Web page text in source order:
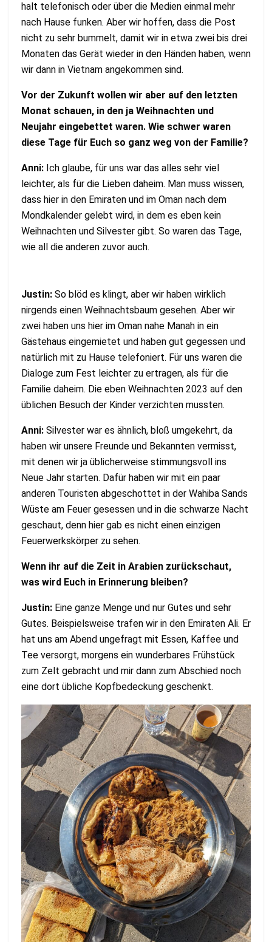
halt telefonisch oder über die Medien einmal mehr
nach Hause funken. Aber wir hoffen, dass die Post
nicht zu sehr bummelt, damit wir in etwa zwei bis drei
Monaten das Gerät wieder in den Händen haben, wenn
wir dann in Vietnam angekommen sind.
Vor der Zukunft wollen wir aber auf den letzten
Monat schauen, in den ja Weihnachten und
Neujahr eingebettet waren. Wie schwer waren
diese Tage für Euch so ganz weg von der Familie?
Anni: Ich glaube, für uns war das alles sehr viel
leichter, als für die Lieben daheim. Man muss wissen,
dass hier in den Emiraten und im Oman nach dem
Mondkalender gelebt wird, in dem es eben kein
Weihnachten und Silvester gibt. So waren das Tage,
wie all die anderen zuvor auch.
Justin: So blöd es klingt, aber wir haben wirklich
nirgends einen Weihnachtsbaum gesehen. Aber wir
zwei haben uns hier im Oman nahe Manah in ein
Gästehaus eingemietet und haben gut gegessen und
natürlich mit zu Hause telefoniert. Für uns waren die
Dialoge zum Fest leichter zu ertragen, als für die
Familie daheim. Die eben Weihnachten 2023 auf den
üblichen Besuch der Kinder verzichten mussten.
Anni: Silvester war es ähnlich, bloß umgekehrt, da
haben wir unsere Freunde und Bekannten vermisst,
mit denen wir ja üblicherweise stimmungsvoll ins
Neue Jahr starten. Dafür haben wir mit ein paar
anderen Touristen abgeschottet in der Wahiba Sands
Wüste am Feuer gesessen und in die schwarze Nacht
geschaut, denn hier gab es nicht einen einzigen
Feuerwerkskörper zu sehen.
Wenn ihr auf die Zeit in Arabien zurückschaut,
was wird Euch in Erinnerung bleiben?
Justin: Eine ganze Menge und nur Gutes und sehr
Gutes. Beispielsweise trafen wir in den Emiraten Ali. Er
hat uns am Abend ungefragt mit Essen, Kaffee und
Tee versorgt, morgens ein wunderbares Frühstück
zum Zelt gebracht und mir dann zum Abschied noch
eine dort übliche Kopfbedeckung geschenkt.